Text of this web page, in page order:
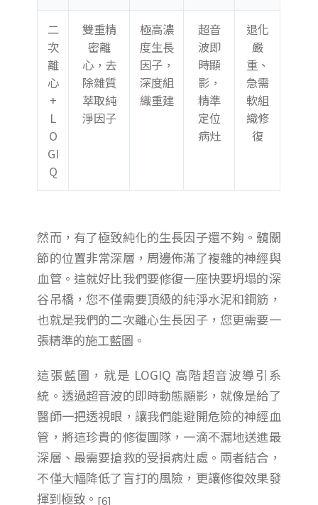
二
次
離
心
+
L
O
GI
Q
雙重精
密離
心，去
除雜質
萃取純
淨因子
極高濃
度生長
因子，
深度組
織重建
超音
波即
時顯
影，
精準
定位
病灶
退化
嚴
重、
急需
軟組
織修
復
然而，有了極致純化的生長因子還不夠。髖關
節的位置非常深層，周邊佈滿了複雜的神經與
血管。這就好比我們要修復一座快要坍塌的深
谷吊橋，您不僅需要頂級的純淨水泥和鋼筋，
也就是我們的二次離心生長因子，您更需要一
張精準的施工藍圖。
這張藍圖，就是 LOGIQ 高階超音波導引系
統。透過超音波的即時動態顯影，就像是給了
醫師一把透視眼，讓我們能避開危險的神經血
管，將這珍貴的修復團隊，一滴不漏地送進最
深層、最需要搶救的受損病灶處。兩者結合，
不僅大幅降低了盲打的風險，更讓修復效果發
揮到極致。 [6]